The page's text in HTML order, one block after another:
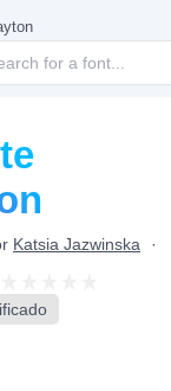
Katsia Jazwinska